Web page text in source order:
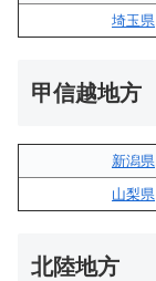
埼玉県
甲信越地方
新潟県
山梨県
北陸地方